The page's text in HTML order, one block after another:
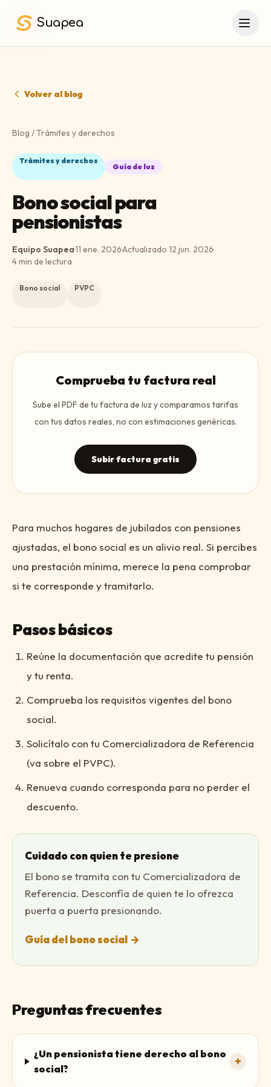
Suapea
Volver al blog
Blog /Trámites y derechos
Trámites y derechos
Guía de luz
Bono social para
pensionistas
Equipo Suapea·11 ene. 2026·Actualizado 12 jun. 2026·
4min de lectura
Bono social PVPC
Comprueba tu factura real
Sube el PDF de tu factura de luz y comparamos tarifas
con tus datos reales, no con estimaciones genéricas.
Subir factura gratis
Para muchos hogares de jubilados con pensiones
ajustadas, el bono social es un alivio real. Si percibes
una prestación mínima, merece la pena comprobar
si te corresponde y tramitarlo.
Pasos básicos
Reúne la documentación que acredite tu pensión
y tu renta.
Comprueba los requisitos vigentes del bono
social.
Solicítalo con tu Comercializadora de Referencia
(va sobre el PVPC).
Renueva cuando corresponda para no perder el
descuento.
Cuidado con quien te presione
El bono se tramita con tu Comercializadora de
Referencia. Desconfía de quien te lo ofrezca
puerta a puerta presionando.
Guía del bono social →
Preguntas frecuentes
¿Un pensionista tiene derecho al bono
social?
+